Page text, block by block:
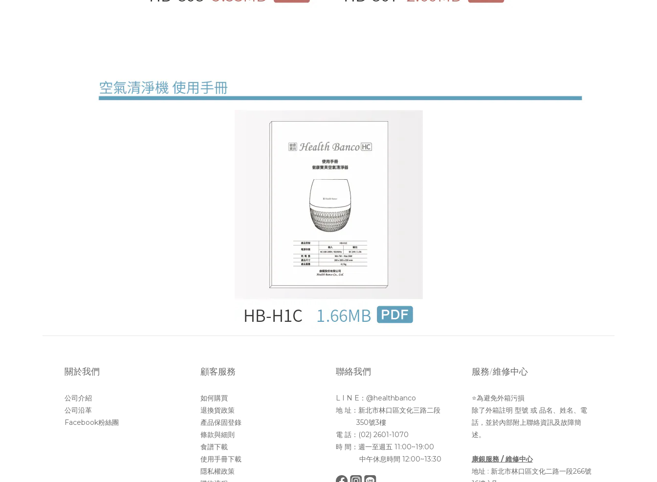
關於我們
公司介紹
公司沿革
Facebook粉絲團
顧客服務
如何購買
退換貨政策
產品保固登錄
條款與細則
食譜下載
使用手冊下載
隱私權政策
聯絡我們
L I N E：@healthbanco
地 址：新北市林口區文化三路二段
350號3樓
電 話：(02) 2601-1070
時 間：週一至週五 11:00~19:00
中午休息時間 12:00~13:30
服務/維修中心
⭐為避免外箱污損
除了外箱註明 型號 或 品名、姓名、電
話，並於內部附上聯絡資訊及故障簡
述。
康銀服務 / 維修中心
地址 : 新北市林口區文化二路一段266號